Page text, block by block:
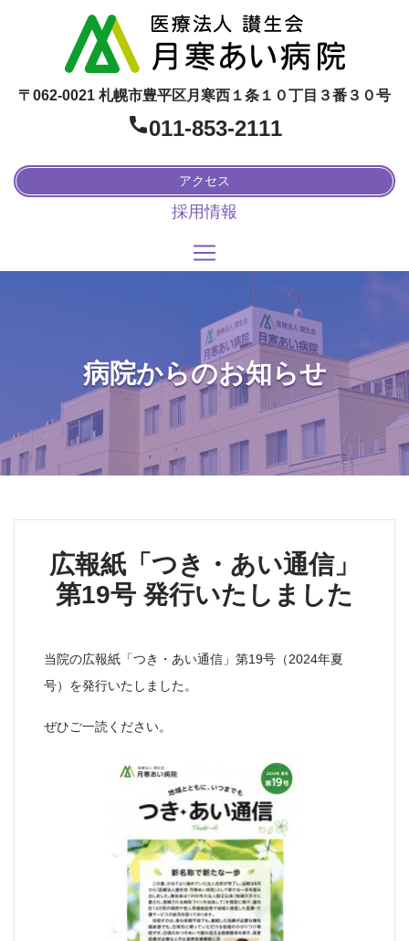
〒062-0021 札幌市豊平区月寒西１条１０丁目３番３０号
011-853-2111
アクセス
採用情報
病院からのお知らせ
広報紙「つき・あい通信」
第19号 発行いたしました
当院の広報紙「つき・あい通信」第19号（2024年夏
号）を発行いたしました。
ぜひご一読ください。